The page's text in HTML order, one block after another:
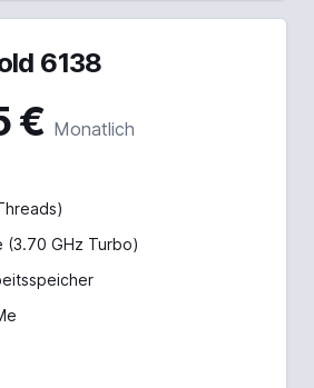
6138
€ Monatlich
(3.70 GHz Turbo)